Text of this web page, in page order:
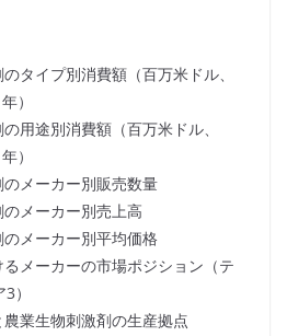
タイプ別消費額（百万米ドル、
）
用途別消費額（百万米ドル、
）
のメーカー別販売数量
のメーカー別売上高
のメーカー別平均価格
るメーカーの市場ポジション（テ
）
農業生物刺激剤の生産拠点